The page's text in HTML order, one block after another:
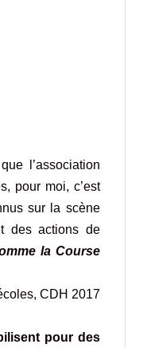
l’association
pour moi, c’est
sur la scène
des actions de
la Course
CDH 2017
pour des